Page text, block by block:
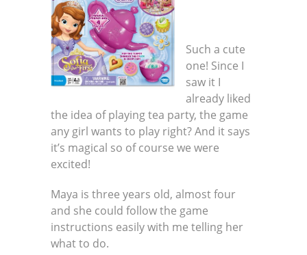
Such a cute
one! Since I
saw it I
already liked
the idea of playing tea party, the game
any girl wants to play right? And it says
it’s magical so of course we were
excited!
Maya is three years old, almost four
and she could follow the game
instructions easily with me telling her
what to do.